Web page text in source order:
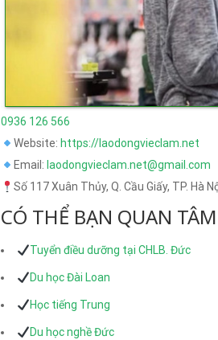
0936 126 566
Website: https://laodongvieclam.net
Email: laodongvieclam.net@gmail.com
Số 117 Xuân Thủy, Q. Cầu Giấy, TP. Hà
CÓ THỂ BẠN QUAN TÂM
Tuyển điều dưỡng tại CHLB. Đức
Du học Đài Loan
Học tiếng Trung
Du học nghề Đức